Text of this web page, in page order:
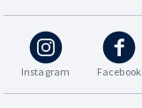
Instagram Facebook